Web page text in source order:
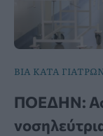
ΒΙΑ ΚΑΤΑ
ΠΟΕΔΗΝ: